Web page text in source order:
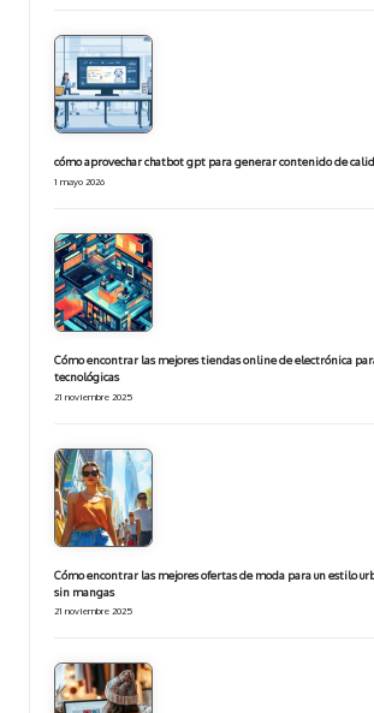
cómo aprovechar chatbot gpt para generar contenido de
1 mayo 2026
Cómo encontrar las mejores tiendas online de electrónica
tecnológicas
21 noviembre 2025
Cómo encontrar las mejores ofertas de moda para un estilo
sin mangas
21 noviembre 2025